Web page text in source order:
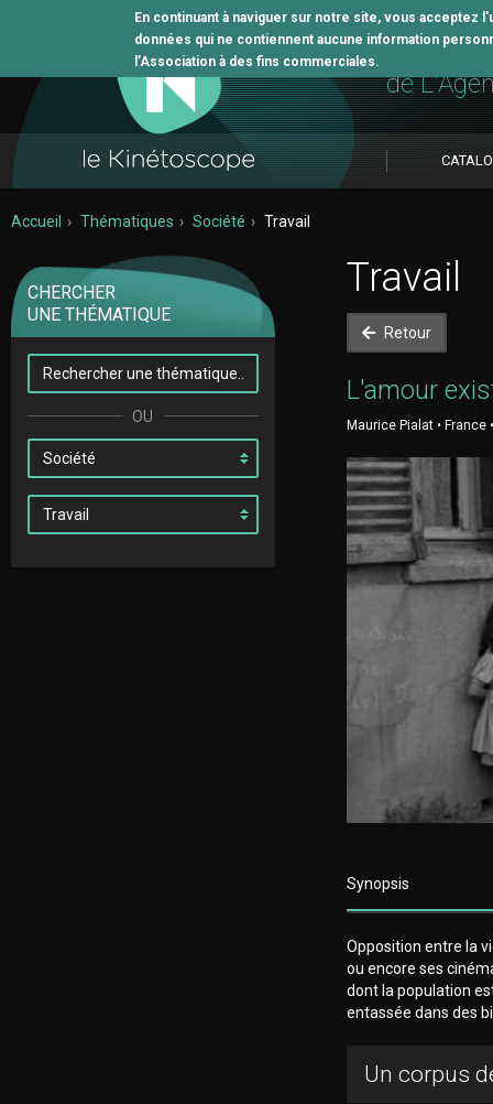
En continuant à naviguer sur notre site, vous
données qui ne contiennent aucune information
l’Association à des fins commerciales. L'outil
de
Accueil Thématiques Société Travail
CHERCHER
UNE THÉMATIQUE
Travail
Retour
L'amour
Maurice Pialat •
Synopsis
Opposition entre la
ou encore ses
dont la population
entassée dans des
Un corpus